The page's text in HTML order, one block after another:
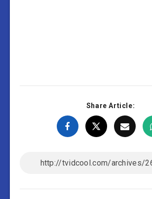
Share Article: